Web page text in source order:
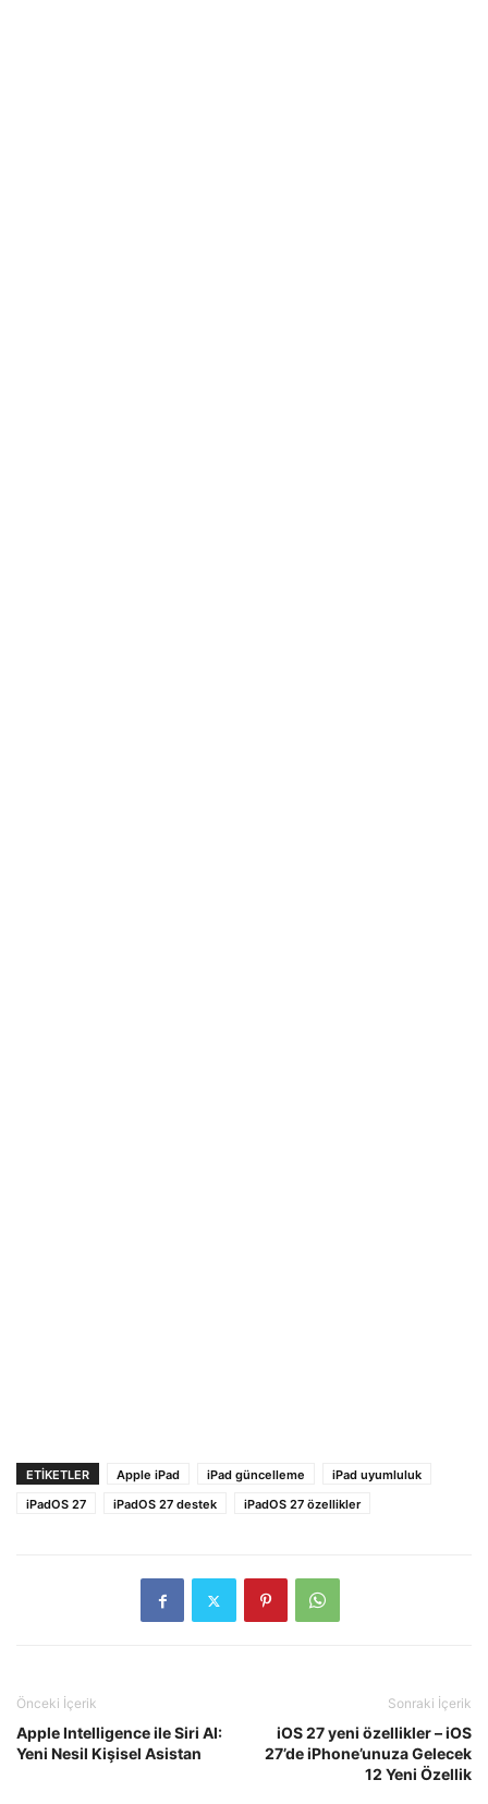
ETIKETLER Apple iPad iPad güncelleme
iPad uyumluluk
iPadOS 27
iPadOS 27 destek iPadOS 27 özellikler
Önceki İçerik
Apple Intelligence ile Siri AI:
Yeni Nesil Kişisel Asistan
Sonraki İçerik
iOS 27 yeni özellikler – iOS
27’de iPhone’unuza Gelecek
12 Yeni Özellik